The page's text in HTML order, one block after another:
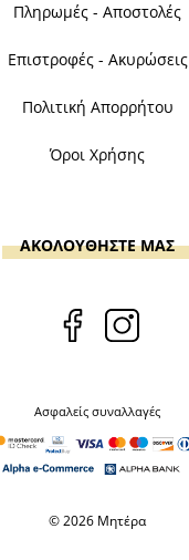
Πληρωμές - Αποστολές
Επιστροφές - Ακυρώσεις
Πολιτική Απορρήτου
Όροι Χρήσης
ΑΚΟΛΟΥΘΗΣΤΕ ΜΑΣ
Ασφαλείς συναλλαγές
© 2026 Μητέρα